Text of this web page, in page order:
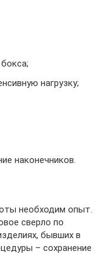
нагрузку;
наконечников.
необходим опыт.
сверло по
бывших в
– сохранение